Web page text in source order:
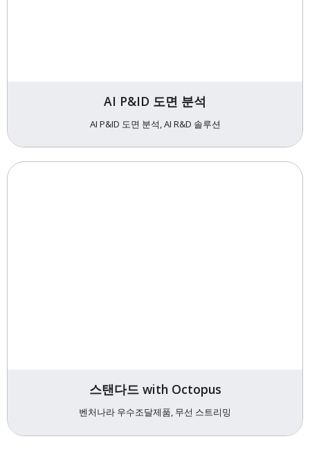
AI P&ID 도면 분석
AI P&ID 도면 분석, AI R&D 솔루션
스탠다드 with Octopus
벤처나라 우수조달제품, 무선 스트리밍